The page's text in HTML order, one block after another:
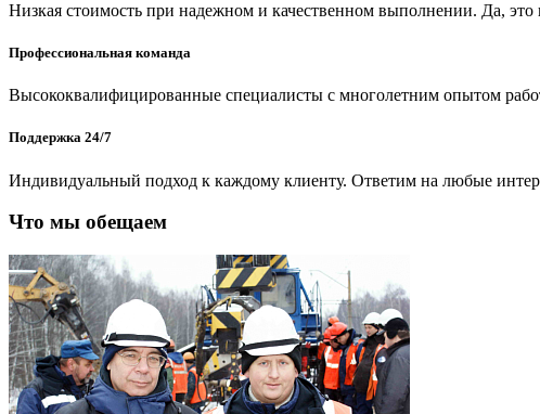
Низкая стоимость при надежном и качественном выполнении. Да,
Профессиональная команда
Высококвалифицированные специалисты с многолетним опытом
Поддержка 24/7
Индивидуальный подход к каждому клиенту. Ответим на любые
Что мы обещаем